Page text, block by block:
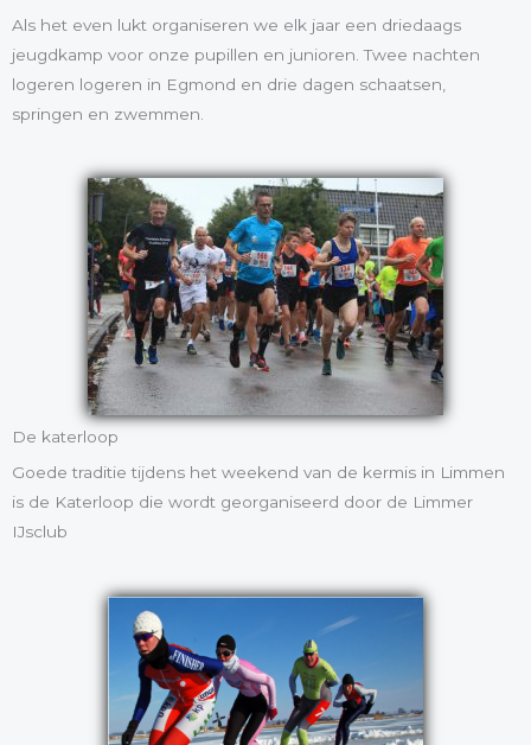
Als het even lukt organiseren we elk jaar een driedaags
jeugdkamp voor onze pupillen en junioren. Twee nachten
logeren logeren in Egmond en drie dagen schaatsen,
springen en zwemmen.
De katerloop
Goede traditie tijdens het weekend van de kermis in Limmen
is de Katerloop die wordt georganiseerd door de Limmer
IJsclub